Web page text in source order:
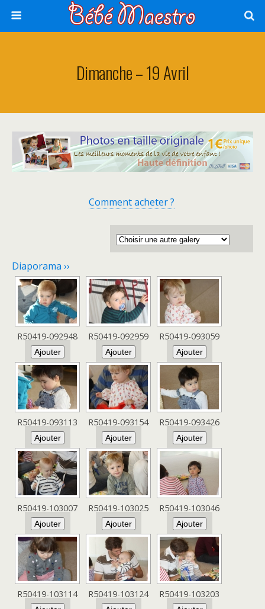
Dimanche – 19 Avril
Comment acheter ?
Diaporama ››
R50419-092948 R50419-092959 R50419-093059
R50419-093113 R50419-093154 R50419-093426
R50419-103007 R50419-103025 R50419-103046
R50419-103114 R50419-103124 R50419-103203